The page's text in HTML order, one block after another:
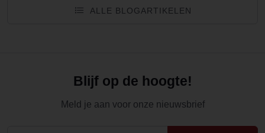
ALLE BLOGARTIKELEN
Blijf op de hoogte!
Meld je aan voor onze nieuwsbrief